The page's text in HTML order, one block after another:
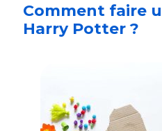
Comment faire
Harry Potter ?